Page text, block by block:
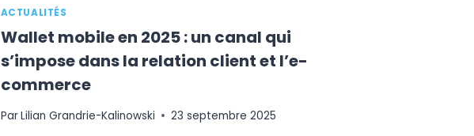
ACTUALITÉS
Wallet mobile en 2025 : un canal qui
s’impose dans la relation client et l’e-
commerce
ParLilian Grandrie-Kalinowski 23 septembre 2025